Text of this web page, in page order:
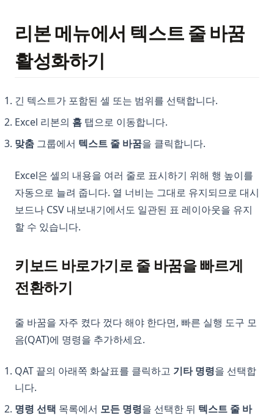
리본 메뉴에서 텍스트 줄 바꿈
활성화하기
긴 텍스트가 포함된 셀 또는 범위를 선택합니다.
Excel 리본의 홈 탭으로 이동합니다.
맞춤 그룹에서 텍스트 줄 바꿈을 클릭합니다.
Excel은 셀의 내용을 여러 줄로 표시하기 위해 행 높이를
자동으로 늘려 줍니다. 열 너비는 그대로 유지되므로 대시
보드나 CSV 내보내기에서도 일관된 표 레이아웃을 유지
할 수 있습니다.
키보드 바로가기로 줄 바꿈을 빠르게
전환하기
줄 바꿈을 자주 켰다 껐다 해야 한다면, 빠른 실행 도구 모
음(QAT)에 명령을 추가하세요.
QAT 끝의 아래쪽 화살표를 클릭하고 기타 명령을 선택합
니다.
명령 선택 목록에서 모든 명령을 선택한 뒤 텍스트 줄 바